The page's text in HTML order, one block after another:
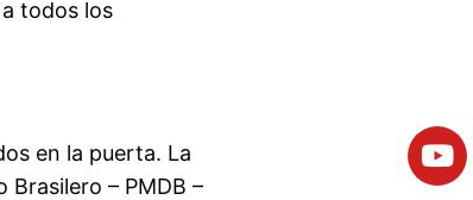
todos los
en la puerta. La
– PMDB –